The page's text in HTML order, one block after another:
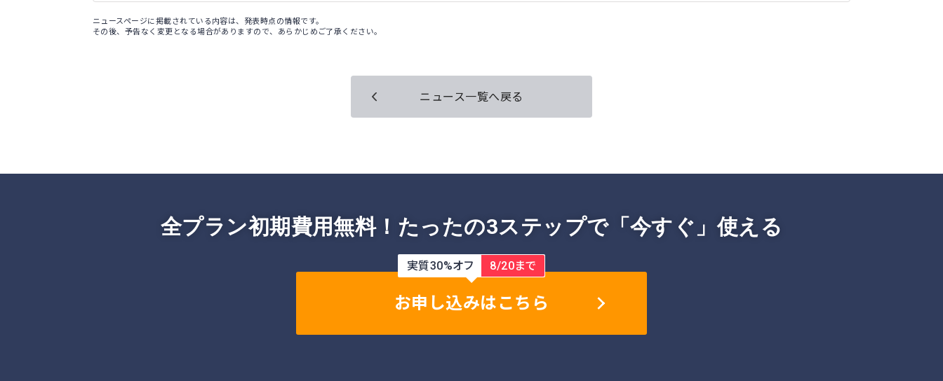
ニュースページに掲載されている内容は、発表時点の情報です。
その後、予告なく変更となる場合がありますので、あらかじめご了承ください。
ニュース一覧へ戻る
全プラン初期費用無料！ たったの3ステップで「今すぐ」使える
実質30%オフ 8/20まで
お申し込みはこちら